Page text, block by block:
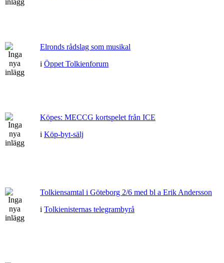
Elronds rådslag som musikal
i Öppet Tolkienforum
Köpes: MECCG kortspelet från ICE
i Köp-byt-sälj
Tolkiensamtal i Göteborg 2/6 med bl a Erik Andersson
i Tolkienisternas telegrambyrå